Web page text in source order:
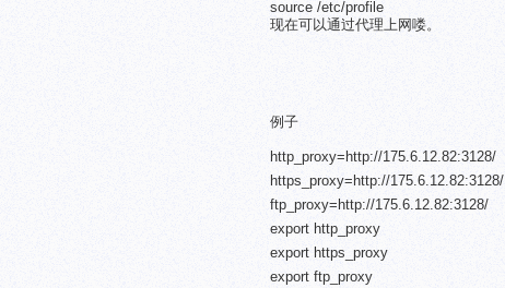
source /etc/profile
现在可以通过代理上网喽。
例子
http_proxy=http://175.6.12.82:3128/
https_proxy=http://175.6.12.82:3128/
ftp_proxy=http://175.6.12.82:3128/
export http_proxy
export https_proxy
export ftp_proxy